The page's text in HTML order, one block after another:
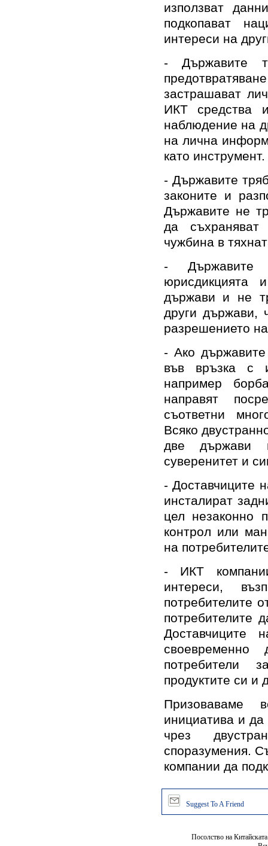
използват
подкопават
интереси на
- Държавите
застрашават
ИКТ средства
наблюдение на
на лична
като инструмент.
- Държавите
законите и
Държавите не
да
чужбина в
- Държавите
юрисдикцията
държави и не
други държави,
разрешението
- Ако
във връзка с
например
направят
съответни
Всяко
две държави
суверенитет и
- Доставчиците
инсталират
цел незаконно
контрол или
на
- ИКТ
интереси,
потребителите
потребителите
Доставчиците
потребители
продуктите си и
Призоваваме
инициатива и да
чрез
споразумения.
компании да
Suggest To A Friend
Посолство на